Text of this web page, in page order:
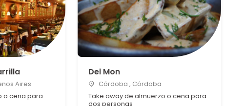
Aires
o cena para
Del Mon
Córdoba , Córdoba
Take away de almuerzo o cena para
dos personas